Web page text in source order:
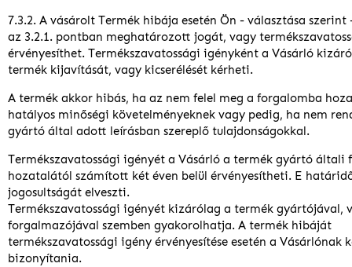
7.3.2. A vásárolt Termék hibája esetén Ön - választása szerint
az 3.2.1. pontban meghatározott jogát, vagy
érvényesíthet. Termékszavatossági igényként a Vásárló
termék kijavítását, vagy kicserélését kérheti.
A termék akkor hibás, ha az nem felel meg a forgalomba
hatályos minőségi követelményeknek vagy pedig, ha nem
gyártó által adott leírásban szereplő tulajdonságokkal.
Termékszavatossági igényét a Vásárló a termék gyártó általi
hozatalától számított két éven belül érvényesítheti. E
jogosultságát elveszti.
Termékszavatossági igényét kizárólag a termék gyártójával,
forgalmazójával szemben gyakorolhatja. A termék hibáját
termékszavatossági igény érvényesítése esetén a Vásárlónak
bizonyítania.